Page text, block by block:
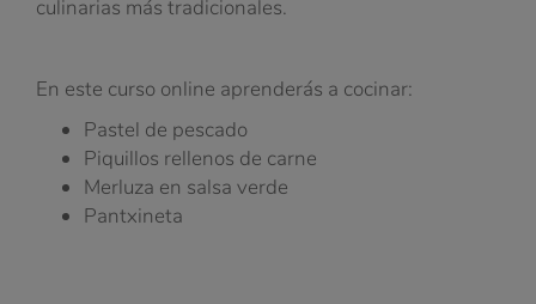
culinarias más tradicionales.
En este curso online aprenderás a cocinar:
Pastel de pescado
Piquillos rellenos de carne
Merluza en salsa verde
Pantxineta